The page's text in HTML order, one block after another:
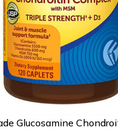
Glucosamine